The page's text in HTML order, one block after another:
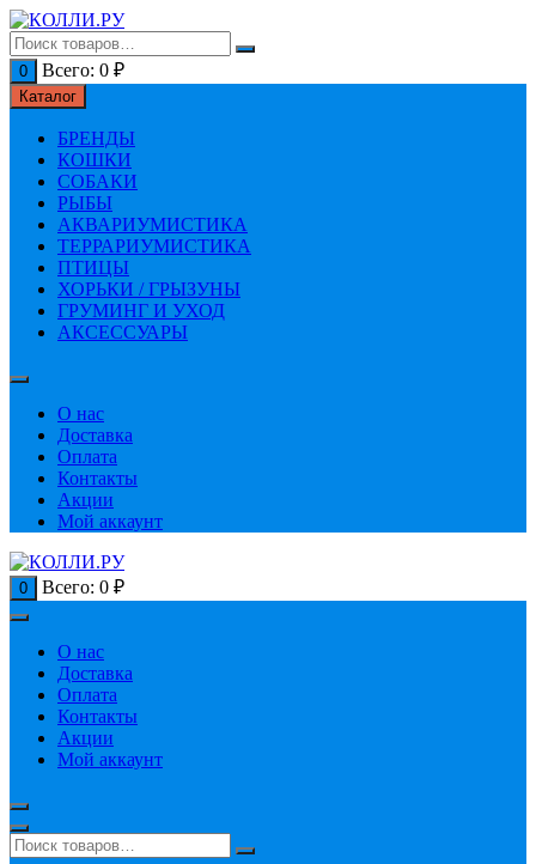
Перейти
к
содержимому
0 Всего: 0 ₽
Каталог
БРЕНДЫ
КОШКИ
СОБАКИ
РЫБЫ
АКВАРИУМИСТИКА
ТЕРРАРИУМИСТИКА
ПТИЦЫ
ХОРЬКИ / ГРЫЗУНЫ
ГРУМИНГ И УХОД
АКСЕССУАРЫ
О нас
Доставка
Оплата
Контакты
Акции
Мой аккаунт
0 Всего: 0 ₽
О нас
Доставка
Оплата
Контакты
Акции
Мой аккаунт